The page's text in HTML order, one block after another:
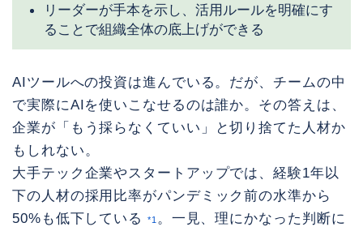
リーダーが手本を示し、活用ルールを明確にす
ることで組織全体の底上げができる
AIツールへの投資は進んでいる。だが、チームの中
で実際にAIを使いこなせるのは誰か。その答えは、
企業が「もう採らなくていい」と切り捨てた人材か
もしれない。
大手テック企業やスタートアップでは、経験1年以
下の人材の採用比率がパンデミック前の水準から
50%も低下している
*1 。一見、理にかなった判断に